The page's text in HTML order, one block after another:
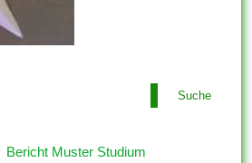
Suche
Bericht Muster Studium